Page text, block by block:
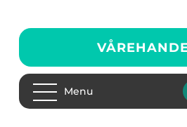
Menu